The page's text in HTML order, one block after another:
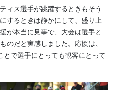
ィス選手が跳躍するときもそう
するときは静かにして、盛り上
が本当に見事で、大会は選手と
のだと実感しました。応援は、
とで選手にとっても観客にとって